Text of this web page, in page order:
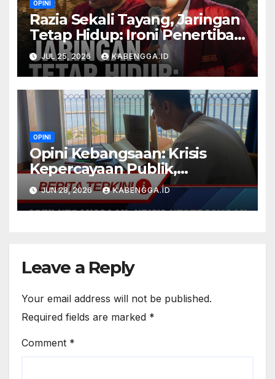
OPINI
Razia Sekali Tayang, Jaringan
Tetap Hidup: Ironi Penertiban
PETI di Bombana
JUL 25, 2026 KABENGGA.ID
OPINI
Opini Kebangsaan: Krisis
Kepercayaan Publik,
Pelanggaran HAM, dan
Permasalahan Ekonomi
Nasional
JUN 28, 2026 KABENGGA.ID
Leave a Reply
Your email address will not be published.
Required fields are marked *
Comment *